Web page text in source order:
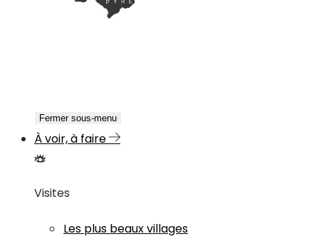
Fermer sous-menu
À voir, à faire
Visites
Les plus beaux villages